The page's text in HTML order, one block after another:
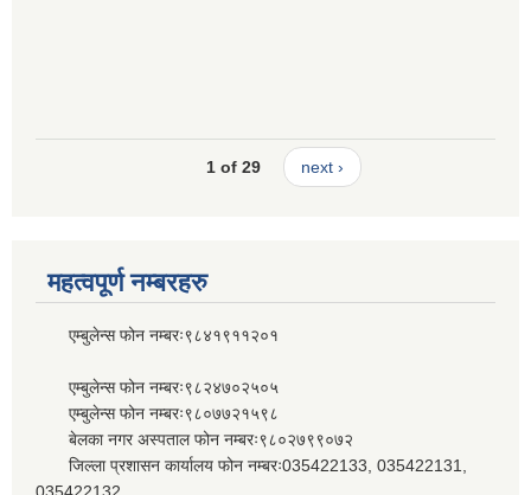
1 of 29 next ›
महत्वपूर्ण नम्बरहरु
एम्बुलेन्स फोन नम्बरः९८४१९११२०१
एम्बुलेन्स फोन नम्बरः९८२४७०२५०५
एम्बुलेन्स फोन नम्बरः९८०७७२१५९८
बेलका नगर अस्पताल फोन नम्बरः९८०२७९९०७२
जिल्ला प्रशासन कार्यालय फोन नम्बरः035422133, 035422131,